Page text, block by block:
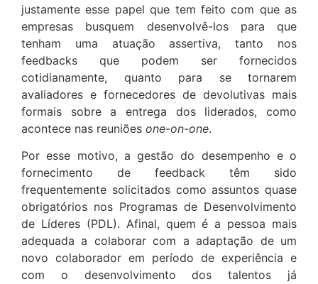
justamente esse papel que tem feito com que as
empresas busquem desenvolvê-los para que
tenham uma atuação assertiva, tanto nos
feedbacks que podem ser fornecidos
cotidianamente, quanto para se tornarem
avaliadores e fornecedores de devolutivas mais
formais sobre a entrega dos liderados, como
acontece nas reuniões one-on-one.
Por esse motivo, a gestão do desempenho e o
fornecimento de feedback têm sido
frequentemente solicitados como assuntos quase
obrigatórios nos Programas de Desenvolvimento
de Líderes (PDL). Afinal, quem é a pessoa mais
adequada a colaborar com a adaptação de um
novo colaborador em período de experiência e
com o desenvolvimento dos talentos já